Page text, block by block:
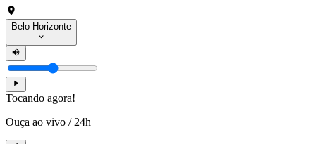
Belo Horizonte
Tocando agora!
Ouça ao vivo / 24h